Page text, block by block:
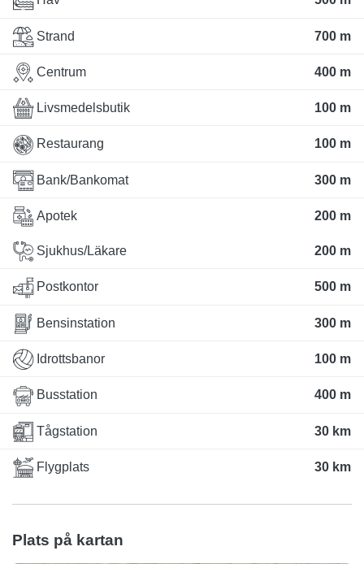
Strand 700 m
Centrum 400 m
Livsmedelsbutik 100 m
Restaurang 100 m
Bank/Bankomat 300 m
Apotek 200 m
Sjukhus/Läkare 200 m
Postkontor 500 m
Bensinstation 300 m
Idrottsbanor 100 m
Busstation 400 m
Tågstation 30 km
Flygplats 30 km
Plats på kartan